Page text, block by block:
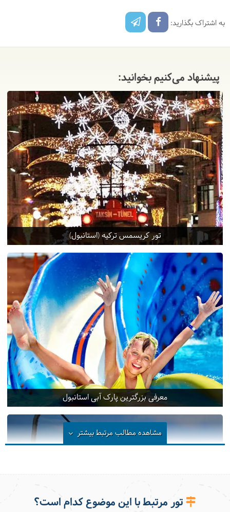
به اشتراک بگذارید:
پیشنهاد می‌کنیم بخوانید:
تور کریسمس ترکیه (استانبول)
معرفی بزرگترین پارک آبی استانبول
مشاهده مطالب مرتبطبیشتر
تور مرتبط با این موضوع کدام است؟